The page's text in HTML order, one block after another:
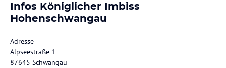
Infos Königlicher Imbiss
Hohenschwangau
Adresse
Alpseestraße 1
87645 Schwangau